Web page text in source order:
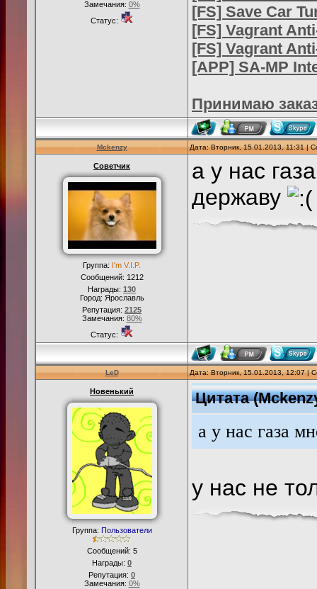
Замечания: 0%
Статус:
[FS] Save Car
[FS] Vagrant
[FS] Vagrant
[APP] SA-MP
Принимаю
Mckenzy Дата: Вторник, 15.01.2013, 11:31 |
Советчик
Группа: I'm V.I.P.
Сообщений: 1212
Награды: 130
Город: Ярославль
Репутация: 2125
Замечания: 80%
Статус:
а у нас
державу
LeD Дата: Вторник, 15.01.2013, 12:07 |
Новенький
Группа: Пользователи
Сообщений: 5
Награды: 0
Репутация: 0
Замечания: 0%
Цитата(
а у нас газа
у нас не